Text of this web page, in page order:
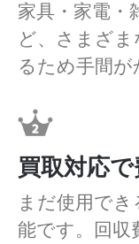
家具・家電・
ど、さまざま
るため手間が
買取対応
まだ使用で
能です。回収